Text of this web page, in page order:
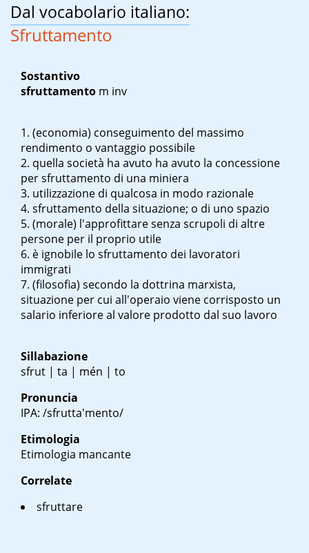
Dal vocabolario italiano:
Sfruttamento
Sostantivo
sfruttamento m inv
(economia) conseguimento del massimo
rendimento o vantaggio possibile
quella società ha avuto ha avuto la concessione
per sfruttamento di una miniera
utilizzazione di qualcosa in modo razionale
sfruttamento della situazione; o di uno spazio
(morale) l'approfittare senza scrupoli di altre
persone per il proprio utile
è ignobile lo sfruttamento dei lavoratori
immigrati
(filosofia) secondo la dottrina marxista,
situazione per cui all'operaio viene corrisposto un
salario inferiore al valore prodotto dal suo lavoro
Sillabazione
sfrut | ta | mén | to
Pronuncia
IPA: /sfrutta'mento/
Etimologia
Etimologia mancante
Correlate
sfruttare